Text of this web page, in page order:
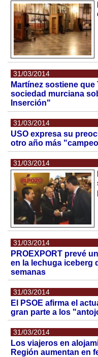
31/03/2014
Martínez sostiene
sociedad murciana
Inserción"
31/03/2014
USO expresa su
otro año más
31/03/2014
31/03/2014
PROEXPORT prevé
en la lechuga iceberg
semanas
31/03/2014
El PSOE afirma el
gran parte a los
31/03/2014
Los viajeros en
Región aumentan en